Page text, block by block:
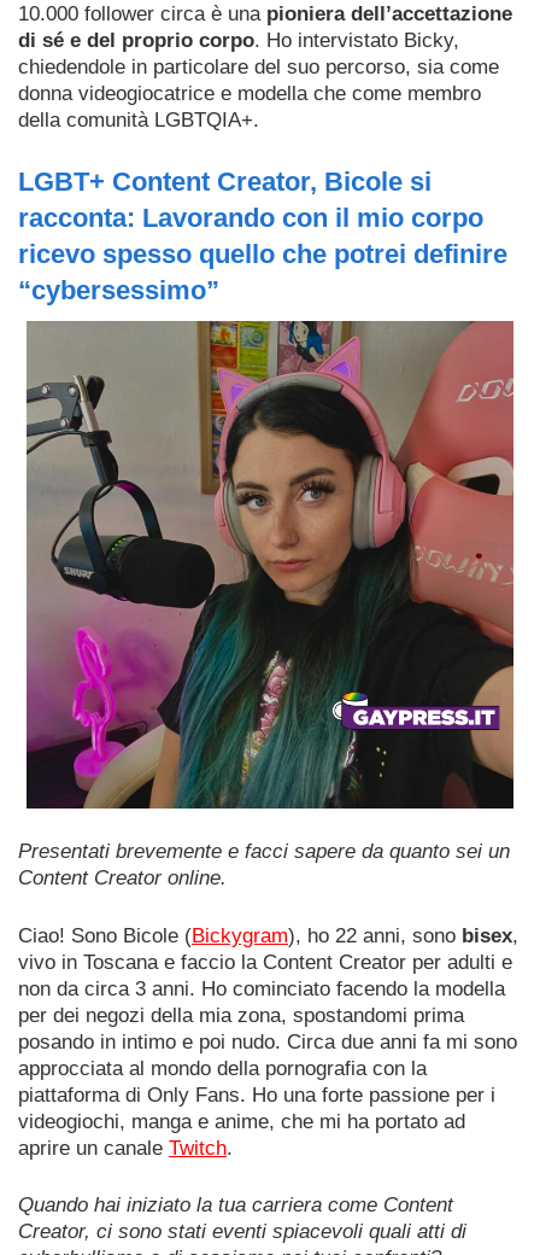
10.000 follower circa è una pioniera dell’accettazione
di sé e del proprio corpo. Ho intervistato Bicky,
chiedendole in particolare del suo percorso, sia come
donna videogiocatrice e modella che come membro
della comunità LGBTQIA+.
LGBT+ Content Creator, Bicole si
racconta: Lavorando con il mio corpo
ricevo spesso quello che potrei definire
“cybersessimo”
Presentati brevemente e facci sapere da quanto sei un
Content Creator online.
Ciao! Sono Bicole (Bickygram), ho 22 anni, sono bisex,
vivo in Toscana e faccio la Content Creator per adulti e
non da circa 3 anni. Ho cominciato facendo la modella
per dei negozi della mia zona, spostandomi prima
posando in intimo e poi nudo. Circa due anni fa mi sono
approcciata al mondo della pornografia con la
piattaforma di Only Fans. Ho una forte passione per i
videogiochi, manga e anime, che mi ha portato ad
aprire un canale Twitch.
Quando hai iniziato la tua carriera come Content
Creator, ci sono stati eventi spiacevoli quali atti di